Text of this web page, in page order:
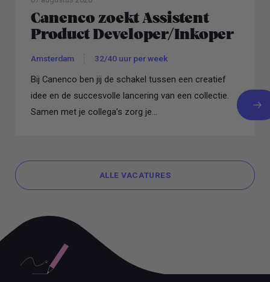
Canenco zoekt Assistent
Product Developer/Inkoper
Amsterdam 32/40 uur per week
Bij Canenco ben jij de schakel tussen een creatief
idee en de succesvolle lancering van een collectie.
Samen met je collega’s zorg je...
ALLE VACATURES